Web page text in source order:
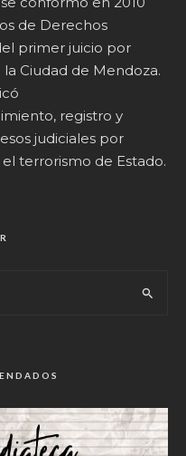
de Derechos
primer juicio por
Ciudad de Mendoza.
registro y
judiciales por
terrorismo de Estado.